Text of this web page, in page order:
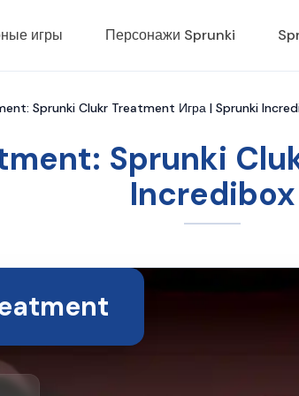
игры Персонажи Sprunki
Sprunki Clukr Treatment Игра | Sprunki
Sprunki
Incredibox